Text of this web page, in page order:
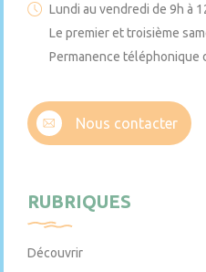
Lundi au vendredi de 9h à
Le premier et troisième
Permanence téléphonique
Nous contacter
RUBRIQUES
Découvrir